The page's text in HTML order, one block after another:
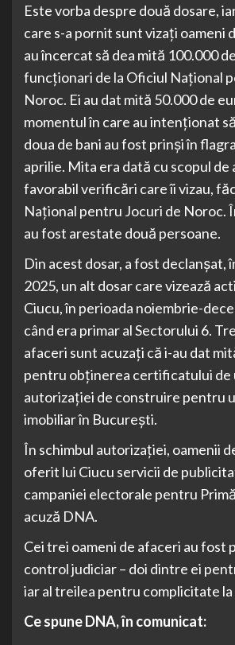
Este vorba despre două dosare,
care s-a pornit sunt vizați oameni
au încercat să dea mită 100.000
funcționari de la Oficiul Național
Noroc. Ei au dat mită 50.000 de
momentul în care au intenționat
doua de bani au fost prinși în
aprilie. Mita era dată cu scopul de
favorabil verificări care îi vizau,
Național pentru Jocuri de Noroc.
au fost arestate două persoane.
Din acest dosar, a fost declanșat,
2025, un alt dosar care vizează
Ciucu, în perioada noiembrie-
când era primar al Sectorului 6.
afaceri sunt acuzați că i-au dat
pentru obținerea certificatului de
autorizației de construire pentru
imobiliar în București.
În schimbul autorizației, oamenii
oferit lui Ciucu servicii de
campaniei electorale pentru
acuză DNA.
Cei trei oameni de afaceri au fost
control judiciar – doi dintre ei
iar al treilea pentru complicitate la
Ce spune DNA, în comunicat: